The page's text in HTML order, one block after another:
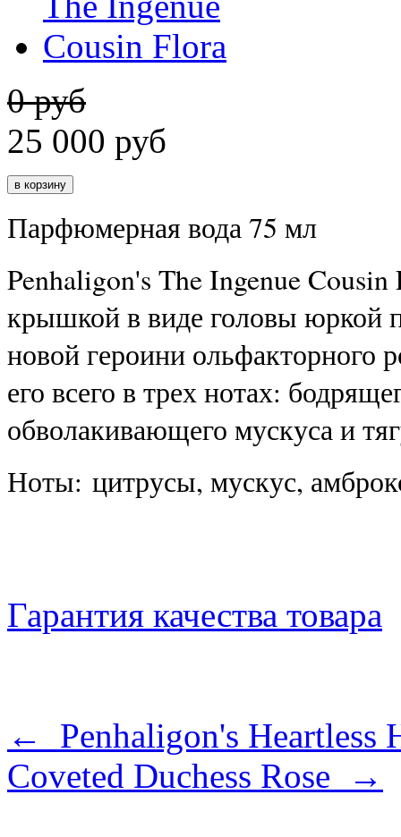
0 руб
25 000 руб
Парфюмерная вода 75 мл
Penhaligon's The Ingenue
крышкой в виде головы юркой
новой героини
его всего в трех нотах:
обволакивающего мускуса и
Ноты: цитрусы, мускус,
Гарантия качества товара
← Penhaligon's Heartless
Coveted Duchess Rose →